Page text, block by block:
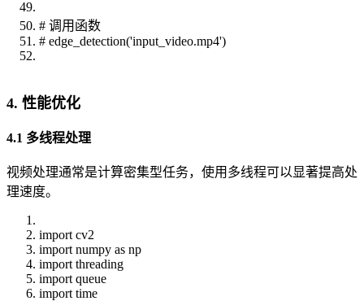
# 调用函数
# edge_detection('input_video.mp4')
4. 性能优化
4.1 多线程处理
视频处理通常是计算密集型任务，使用多线程可以显著提高处
理速度。
import cv2
import numpy as np
import threading
import queue
import time